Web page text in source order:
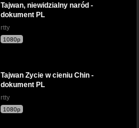
Tajwan, niewidzialny naród -
dokument PL
rtty
1080p
Tajwan Zycie w cieniu Chin -
dokument PL
rtty
1080p